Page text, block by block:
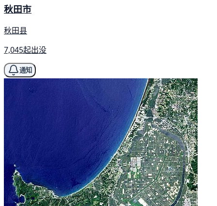
秋田市
秋田县
7,045起出没
通知